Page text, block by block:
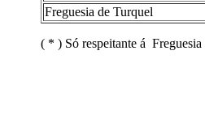
Freguesia de Turquel
( * ) Só respeitante á